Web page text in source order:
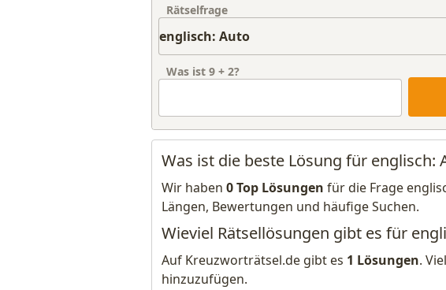
Rätselfrage
Was ist 9 + 2?
Was ist die beste Lösung für englisch:
Wir haben 0 Top Lösungen für die Frage
Längen, Bewertungen und häufige Suchen.
Wieviel Rätsellösungen gibt es für
Auf Kreuzworträtsel.de gibt es 1 Lösungen.
hinzuzufügen.